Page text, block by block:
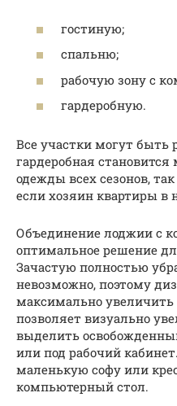
гостиную;
спальню;
рабочую зону с
гардеробную.
Все участки могут быть
гардеробная
одежды всех сезонов,
если хозяин квартиры в
Объединение лоджии с
оптимальное решение
Зачастую полностью
невозможно, поэтому
максимально увеличить
позволяет визуально
выделить
или под рабочий
маленькую софу или
компьютерный стол.